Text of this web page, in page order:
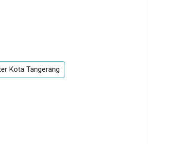
Kota Tangerang